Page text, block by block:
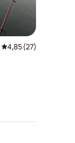
Gemiddelde
4,85 (27)